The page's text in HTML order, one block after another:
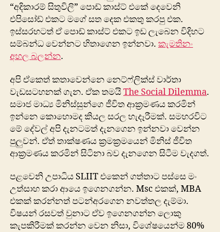
“අදිකාරම් සිතුවිලි” පොඩ් කාස්ට් එකේ දෙවෙනි
එපිසෝඩ් එකට මගේ සත දෙක එකතු කරපු එක.
ඉස්සරහටත් ඒ පොඩ් කාස්ට් එකට ඉඩ ලැබෙන විදිහට
සම්බන්ධ වෙන්නට හිතාගෙන ඉන්නවා. කැමතිනං
අහල බලන්න.
අපි ඒකෙත් කතාවෙන්නෙ නෙට්ෆ්ලික්ස් වාර්තා
වැඩසටහනක් ගැන. ඒක තමයිThe Social Dilemma.
සමාජ මාධ්‍ය මිනිස්සුන්ගෙ ජීවිත ආක්‍රමණය කරමින්
ඉන්නෙ කොහොමද කියල සරල හැදෑරීමක්. සමහරවිට
මේ දේවල් අපි දැනටමත් දැනගෙන ඉන්නවා වෙන්න
පුලුවන්. ඒත් තාක්ෂණය ක්‍රමක්‍රමයෙන් මිනිස් ජීවිත
ආක්‍රමණය කරමින් සිටිනා බව දැනගෙන සිටීම වැදගත්.
පළවෙනි උපාධිය SLIIT එකෙන් ගත්තාට පස්සෙ මං
උත්සාහ කරා ආයෙ ඉගෙනගන්න. Msc එකක්, MBA
එකක් කරන්නත් පටන්අරගෙන නවත්තල දැම්මා.
විෂයන් රසවත් වුනා​ට ඒව ඉගෙනගන්න ලොකු
කැපකිරීමක් කරන්න වෙන නිසා, විශේෂයෙන්ම 80%